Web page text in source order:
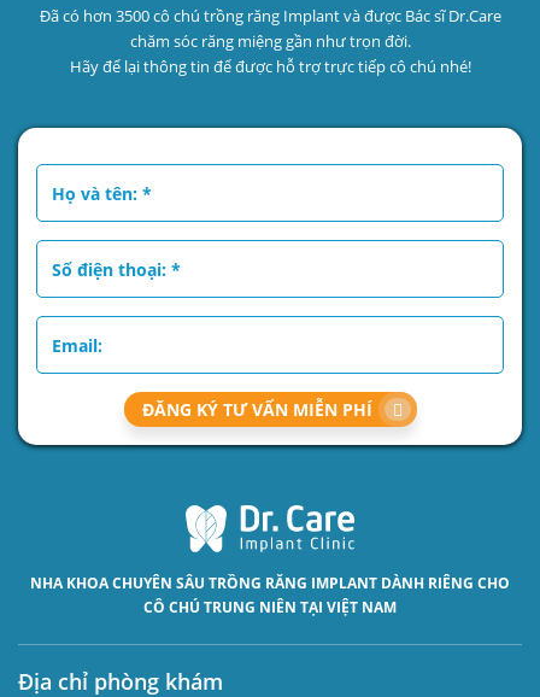
Đã có hơn 3500 cô chú trồng răng Implant và được Bác sĩ Dr.Care
chăm sóc răng miệng gần như trọn đời.
Hãy để lại thông tin để được hỗ trợ trực tiếp cô chú nhé!
ĐĂNG KÝ TƯ VẤN MIỄN PHÍ
NHA KHOA CHUYÊN SÂU TRỒNG RĂNG IMPLANT DÀNH RIÊNG CHO
CÔ CHÚ TRUNG NIÊN TẠI VIỆT NAM
Địa chỉ phòng khám